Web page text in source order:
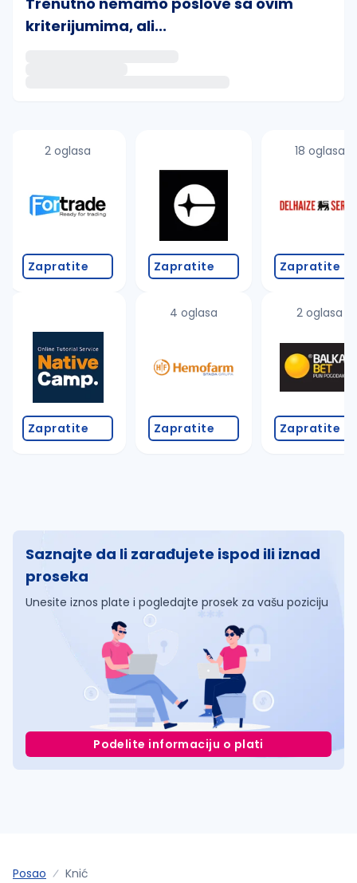
kriterijumima, ali...
proverite pravopisne greške (koristite č, ć, š, đ,
povećajte radijus za odabrani grad
promenite odabrane filtere pretrage
2 oglasa
Zapratite
Zapratite
Zapratite
4 oglasa
Zapratite
18 oglasa
Zapratite
2 oglasa
Zapratite
Saznajte da li zarađujete ispod ili iznad
proseka
Unesite iznos plate i pogledajte prosek za vašu poziciju
Podelite informaciju o plati
Posao Knić